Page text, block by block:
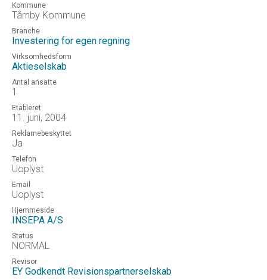
Kommune
Tårnby Kommune
Branche
Investering for egen regning
Virksomhedsform
Aktieselskab
Antal ansatte
1
Etableret
11. juni, 2004
Reklamebeskyttet
Ja
Telefon
Uoplyst
Email
Uoplyst
Hjemmeside
INSEPA A/S
Status
NORMAL
Revisor
EY Godkendt Revisionspartnerselskab